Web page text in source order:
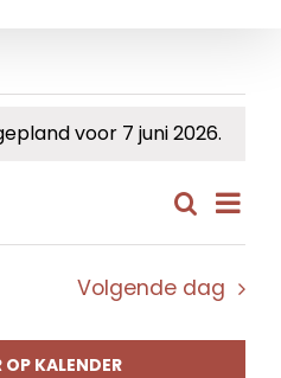
voor 7 juni 2026.
en
Zoeken
Dag
Volgende dag
KALENDER